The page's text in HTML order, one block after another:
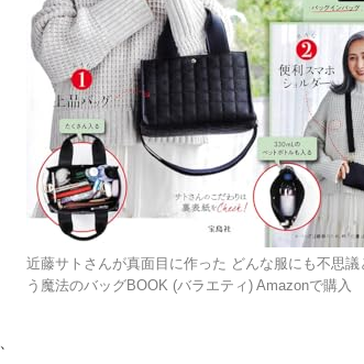
近藤サトさんが真面目に作った どんな服にも不思議
う魔法のバッグBOOK (バラエティ) Amazonで購入